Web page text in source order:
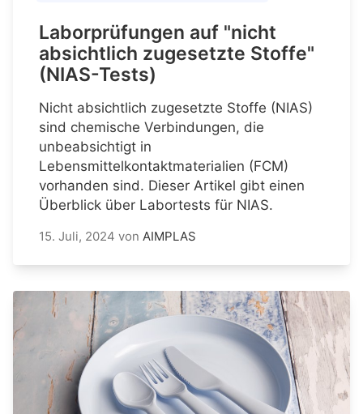
Laborprüfungen auf "nicht
absichtlich zugesetzte Stoffe"
(NIAS-Tests)
Nicht absichtlich zugesetzte Stoffe (NIAS)
sind chemische Verbindungen, die
unbeabsichtigt in
Lebensmittelkontaktmaterialien (FCM)
vorhanden sind. Dieser Artikel gibt einen
Überblick über Labortests für NIAS.
15. Juli, 2024 von AIMPLAS